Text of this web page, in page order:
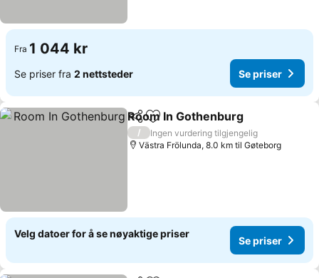
Fra 1 044 kr
Se priser fra 2 nettsteder Se priser
Del Legg til i favoritter
Room In Gothenburg
/
Ingen vurdering tilgjengelig
Västra Frölunda, 8.0 km til Gøteborg
Velg datoer for å se nøyaktige priser
Se priser